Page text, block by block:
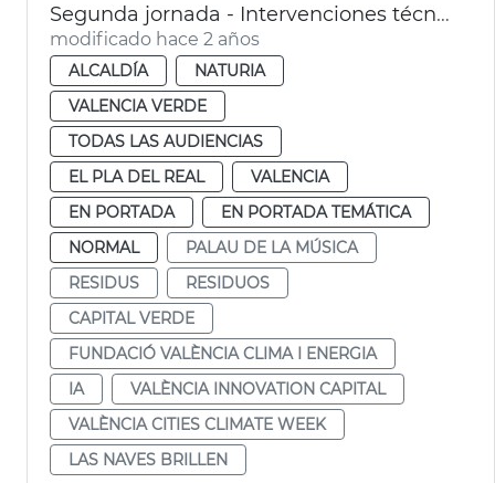
Segunda jornada - Intervenciones técnicos municipales
modificado hace 2 años
ALCALDÍA
NATURIA
VALENCIA VERDE
TODAS LAS AUDIENCIAS
EL PLA DEL REAL
VALENCIA
EN PORTADA
EN PORTADA TEMÁTICA
NORMAL
PALAU DE LA MÚSICA
RESIDUS
RESIDUOS
CAPITAL VERDE
FUNDACIÓ VALÈNCIA CLIMA I ENERGIA
IA
VALÈNCIA INNOVATION CAPITAL
VALÈNCIA CITIES CLIMATE WEEK
LAS NAVES BRILLEN